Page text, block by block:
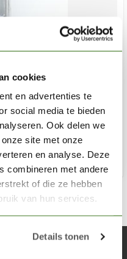
cookies
en advertenties te
social media te bieden
Ook delen we
site met onze
en analyse. Deze
combineren met andere
of die ze hebben
van hun services.
Details tonen
1.6mm - 20x - Vallejo